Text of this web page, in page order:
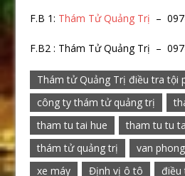
F.B 1: Thám Tử Quảng Trị –
F.B2 : Thám Tử Quảng Trị –
Thám tử Quảng Trị điều tra tội
công ty thám tử quảng trị
tham tu tai hue
tham tu tu
thám tử quảng trị
van
xe máy
Định vị ô tô điều